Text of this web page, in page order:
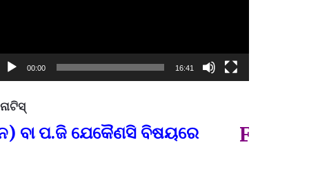
00:00 16:41
ଯେକୈଣସି ବିଷୟରେ FOR GOVT